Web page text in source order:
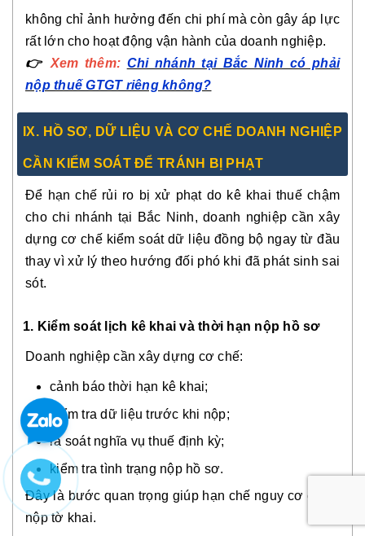
không chỉ ảnh hưởng đến chi phí mà còn gây áp lực
rất lớn cho hoạt động vận hành của doanh nghiệp.
👉 Xem thêm: Chi nhánh tại Bắc Ninh có phải
nộp thuế GTGT riêng không?
IX. HỒ SƠ, DỮ LIỆU VÀ CƠ CHẾ DOANH NGHIỆP
CẦN KIỂM SOÁT ĐỂ TRÁNH BỊ PHẠT
Để hạn chế rủi ro bị xử phạt do kê khai thuế chậm
cho chi nhánh tại Bắc Ninh, doanh nghiệp cần xây
dựng cơ chế kiểm soát dữ liệu đồng bộ ngay từ đầu
thay vì xử lý theo hướng đối phó khi đã phát sinh sai
sót.
1. Kiểm soát lịch kê khai và thời hạn nộp hồ sơ
Doanh nghiệp cần xây dựng cơ chế:
cảnh báo thời hạn kê khai;
kiểm tra dữ liệu trước khi nộp;
rà soát nghĩa vụ thuế định kỳ;
kiểm tra tình trạng nộp hồ sơ.
Đây là bước quan trọng giúp hạn chế nguy cơ chậm
nộp tờ khai.